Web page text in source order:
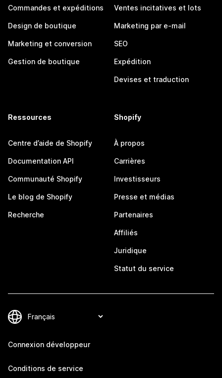
Commandes et expéditions
Design de boutique
Marketing et conversion
Gestion de boutique
Ventes incitatives et lots
Marketing par e-mail
SEO
Expédition
Devises et traduction
Ressources
Centre d’aide de Shopify
Documentation API
Communauté Shopify
Le blog de Shopify
Recherche
Shopify
À propos
Carrières
Investisseurs
Presse et médias
Partenaires
Affiliés
Juridique
Statut du service
Connexion développeur
Conditions de service